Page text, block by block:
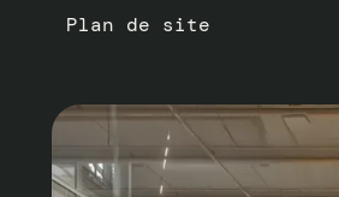
Plan de site